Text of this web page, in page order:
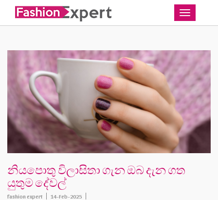
Toggle
නියපොතු විලාසිතා ගැන ඔබ දැන ගත
යුතුම දේවල්
fashion expert 14-Feb-2025